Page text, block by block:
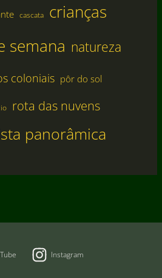
cascata crianças
semana natureza
coloniais pôr do sol
rota das nuvens
panorâmica
Instagram